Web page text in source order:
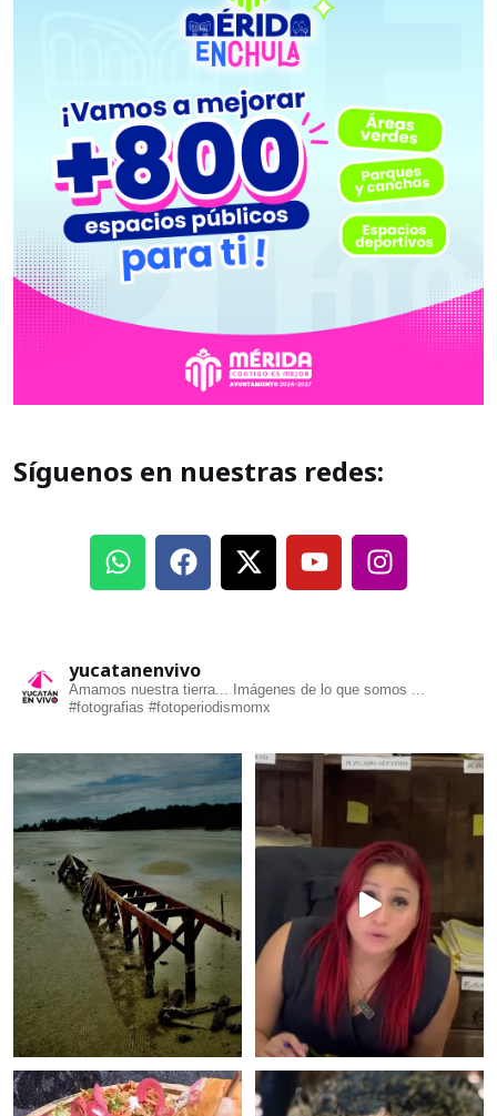
Síguenos en nuestras redes:
yucatanenvivo
Amamos nuestra tierra... Imágenes de lo que somos ...
#fotografias #fotoperiodismomx